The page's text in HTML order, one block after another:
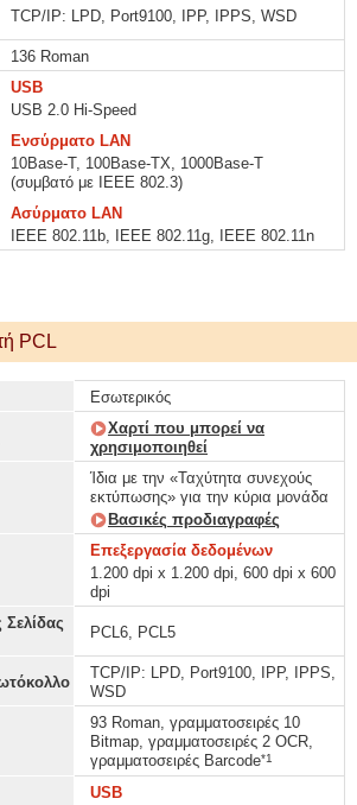
TCP/IP: LPD, Port9100, IPP, IPPS, WSD
136 Roman
USB
USB 2.0 Hi-Speed
Ενσύρματο LAN
10Base-T, 100Base-TX, 1000Base-T
(συμβατό με IEEE 802.3)
Ασύρματο LAN
IEEE 802.11b, IEEE 802.11g, IEEE 802.11n
PCL
Εσωτερικός
Χαρτί που μπορεί να
χρησιμοποιηθεί
Ίδια με την «Ταχύτητα συνεχούς
εκτύπωσης» για την κύρια μονάδα
Βασικές προδιαγραφές
Επεξεργασία δεδομένων
1.200 dpi x 1.200 dpi, 600 dpi x 600
dpi
PCL6, PCL5
TCP/IP: LPD, Port9100, IPP, IPPS,
WSD
93 Roman, γραμματοσειρές 10
Bitmap, γραμματοσειρές 2 OCR,
γραμματοσειρές Barcode*1
USB